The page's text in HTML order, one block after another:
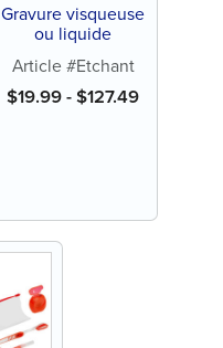
Gravure visqueuse
ou liquide
Article #Etchant
$19.99-$127.49